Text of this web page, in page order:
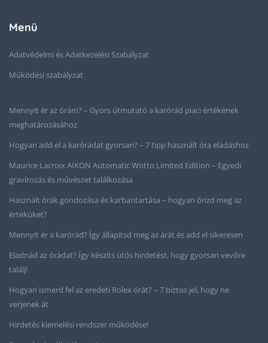
Menü
Adatvédelmi és Adatkezelési Szabályzat
Működési szabályzat
Mennyit ér az órám? – Gyors útmutató a karórád piaci értékének
meghatározásához
Hogyan add el a karórádat gyorsan? – 7 tipp használt óra eladáshoz
Maurice Lacroix AIKON Automatic Wotto Limited Edition – Egyedi
gravírozás és művészet találkozása
Használt órák gondozása és karbantartása – hogyan őrizd meg az
értéküket?
Mennyit ér a karórád? Így állapítsd meg az árát és add el sikeresen
Eladnád az órádat? Így készíts ütős hirdetést, hogy gyorsan vevőre
találj!
Hogyan ismerd fel az eredeti Rolex órát? – 7 biztos jel, hogy ne
verjenek át
Hirdetés kiemelési rendszer működése!